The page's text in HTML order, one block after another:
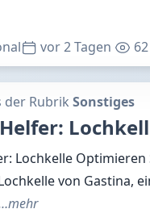
vor 2 Tagen 62
der Rubrik Sonstiges
Lochkelle
von Gastina,